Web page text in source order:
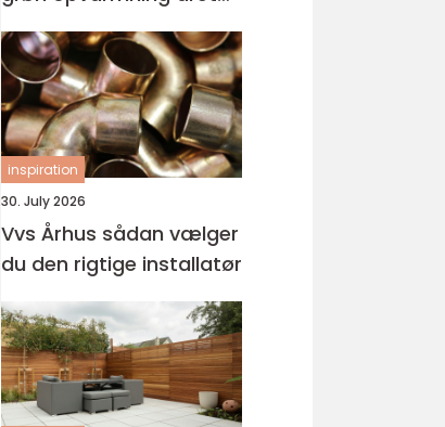
rundt
inspiration
30. July 2026
Vvs Århus sådan vælger
du den rigtige installatør